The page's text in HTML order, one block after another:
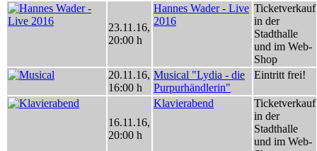
23.11.16,
20:00 h
Hannes Wader - Live
2016
Ticketverkauf
in der
Stadthalle
und im Web-
Shop
20.11.16,
16:00 h
Musical "Lydia - die
Purpurhändlerin"
Eintritt frei!
16.11.16,
20:00 h
Klavierabend
Ticketverkauf
in der
Stadthalle
und im Web-